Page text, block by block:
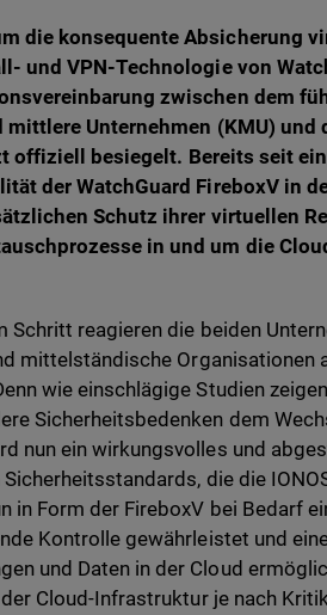
die konsequente Absicherung
und VPN-Technologie von
zwischen dem
mittlere Unternehmen (KMU) und
offiziell besiegelt. Bereits seit
der WatchGuard FireboxV in
Schutz ihrer virtuellen
in und um die
Schritt reagieren die beiden
mittelständische Organisationen
wie einschlägige Studien
Sicherheitsbedenken dem
nun ein wirkungsvolles und
Sicherheitsstandards, die die
in Form der FireboxV bei Bedarf
Kontrolle gewährleistet und
und Daten in der Cloud
Cloud-Infrastruktur je nach